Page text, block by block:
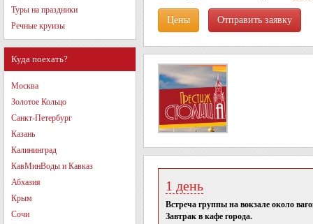
Туры на праздники
Речные круизы
Куда поехать?
Москва
Золотое Кольцо
Санкт-Петербург
Казань
Калининград
КавМинВоды и Кавказ
Абхазия
Крым
Сочи
Цены
1 день
Встреча группы на вокзале около
Завтрак в кафе города.